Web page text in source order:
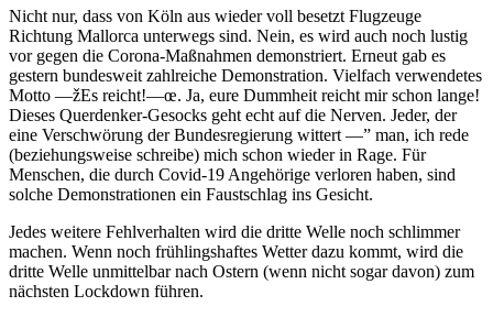
Nicht nur, dass von Köln aus wieder voll besetzt Flugzeuge
Richtung Mallorca unterwegs sind. Nein, es wird auch noch lustig
vor gegen die Corona-Maßnahmen demonstriert. Erneut gab es
gestern bundesweit zahlreiche Demonstration. Vielfach verwendetes
Motto —žEs reicht!—œ. Ja, eure Dummheit reicht mir schon lange!
Dieses Querdenker-Gesocks geht echt auf die Nerven. Jeder, der
eine Verschwörung der Bundesregierung wittert —” man, ich rede
(beziehungsweise schreibe) mich schon wieder in Rage. Für
Menschen, die durch Covid-19 Angehörige verloren haben, sind
solche Demonstrationen ein Faustschlag ins Gesicht.
Jedes weitere Fehlverhalten wird die dritte Welle noch schlimmer
machen. Wenn noch frühlingshaftes Wetter dazu kommt, wird die
dritte Welle unmittelbar nach Ostern (wenn nicht sogar davon) zum
nächsten Lockdown führen.